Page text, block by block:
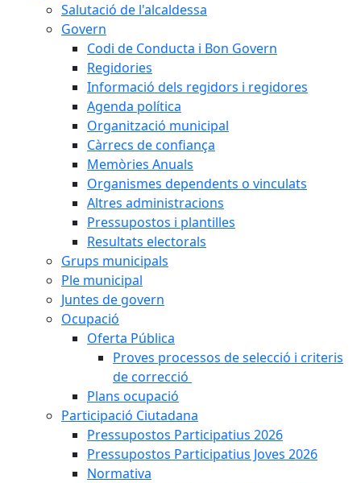
Salutació de l'alcaldessa
Govern
Codi de Conducta i Bon Govern
Regidories
Informació dels regidors i regidores
Agenda política
Organització municipal
Càrrecs de confiança
Memòries Anuals
Organismes dependents o vinculats
Altres administracions
Pressupostos i plantilles
Resultats electorals
Grups municipals
Ple municipal
Juntes de govern
Ocupació
Oferta Pública
Proves processos de selecció i criteris
de correcció
Plans ocupació
Participació Ciutadana
Pressupostos Participatius 2026
Pressupostos Participatius Joves 2026
Normativa